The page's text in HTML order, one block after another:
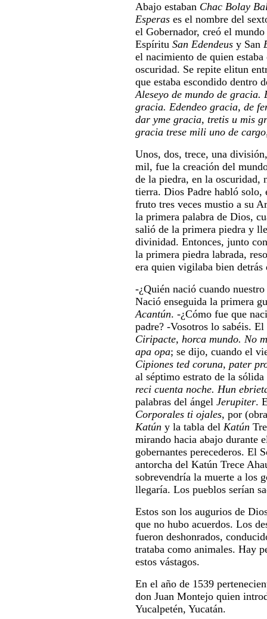
Abajo estaban Chac Bolay
Esperas es el nombre del
el Gobernador, creó el
Espíritu San Edendeusy San
el nacimiento de quien
oscuridad. Se repite elitun
que estaba escondido dentro
Aleseyo de mundo de
gracia. Edendeo gracia, de
dar yme gracia, tretis u mis
gracia trese mili uno de
Unos, dos, trece, una
mil, fue la creación del
de la piedra, en la oscuridad,
tierra. Dios Padre habló solo,
fruto tres veces mustio a su
la primera palabra de Dios,
salió de la primera piedra y
divinidad. Entonces, junto
la primera piedra labrada,
era quien vigilaba bien
-¿Quién nació cuando
Nació enseguida la primera
Acantún. -¿Cómo fue que
padre? -Vosotros lo sabéis.
Ciripacte, horca mundo. No
apa opa; se dijo, cuando el
Cipiones ted coruna, pater
al séptimo estrato de la
reci cuenta noche. Hun
palabras del ángel Jerupiter.
Corporales ti ojales, por
Katún y la tabla del Katún
mirando hacia abajo durante
gobernantes perecederos. El
antorcha del Katún Trece
sobrevendría la muerte a los
llegaría. Los pueblos serían
Estos son los augurios de
que no hubo acuerdos. Los
fueron deshonrados,
trataba como animales. Hay
estos vástagos.
En el año de 1539
don Juan Montejo quien
Yucalpetén, Yucatán.